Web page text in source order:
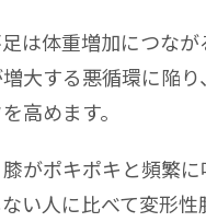
は体重増加につな
大する悪循環に陥
高めます。
がポキポキと頻繁に
い人に比べて変形性